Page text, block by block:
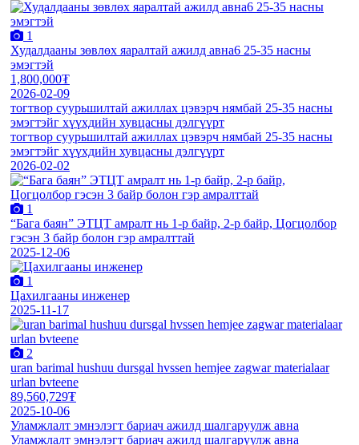
1
Худалдааны зөвлөх яаралтай ажилд авна6 25-35 насны
эмэгтэй
1,800,000₮
2026-02-09
тогтвор суурьшилтай ажиллах цэвэрч нямбай 25-35 насны
эмэгтэйг хүүхдийн хувцасны дэлгүүрт
тогтвор суурьшилтай ажиллах цэвэрч нямбай 25-35 насны
эмэгтэйг хүүхдийн хувцасны дэлгүүрт
2026-02-02
1
“Бага баян” ЭТЦТ амралт нь 1-р байр, 2-р байр, Цогцолбор
гэсэн 3 байр болон гэр амралттай
2025-12-06
1
Цахилгааны инженер
2025-11-17
2
uran barimal hushuu dursgal hvssen hemjee zagwar materialaar
urlan bvteene
89,560,729₮
2025-10-06
Уламжлалт эмнэлэгт бариач ажилд шалгаруулж авна
Уламжлалт эмнэлэгт бариач ажилд шалгаруулж авна